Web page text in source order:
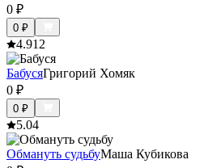
0 ₽
0 ₽
4.912
БабусяГригорий Хомяк
0 ₽
0 ₽
5.04
Обмануть судьбуМаша Кубикова